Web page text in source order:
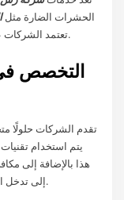
الحشرات الضارة مثل
تعتمد الشركات على مبيدات آمنة وفعالة لضمان بيئة نظيفة وصحية.
التخصص
تقدم الشركات
يتم استخدام
هذا بالإضافة إلى
إلى تدخل.